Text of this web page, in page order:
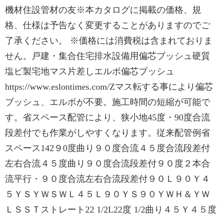
機材住設管材の友※本カタログに掲載の価格、規
格、仕様は予告なく変更することがありますのでご
了承ください。 ※価格には消費税は含まれておりま
せん。戸建・集合住宅排水設備用偏芯ブッシュ硬質
塩ビ製宅地マス片差しエルボ偏芯ブッシュ
https://www.eslontimes.com/Zマス転する事により偏芯
ブッシュ、エルボが不要。施工時間の短縮が可能で
す。省スペース配管により、狭小地45度・90度合流
段差付でも作業がしやすくなります。従来配管例省
スペース142９0度曲り９０度合流４５度合流段差付
左右合流４５度曲り９０度合流段差付９０度２本合
流平⾏・９０度合流左右合流段差付９０Ｌ９０Ｙ４
５ＹＳＹＷＳＷＬ４５Ｌ９０ＹＳ９０ＹＷＨ＆ＹＷ
ＬＳＳＴストレート22 1/2L22度 1/2曲り４５Ｙ４５度